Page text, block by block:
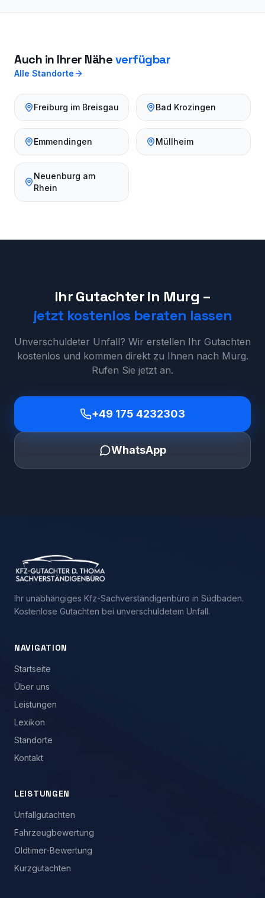
Auch in Ihrer Näheverfügbar
Alle Standorte
Freiburg im Breisgau Bad Krozingen
Emmendingen Müllheim
Neuenburg am
Rhein
Ihr Gutachter in Murg –
jetzt kostenlos beraten lassen
Unverschuldeter Unfall? Wir erstellen Ihr Gutachten
kostenlos und kommen direkt zu Ihnen nach Murg.
Rufen Sie jetzt an.
+49 175 4232303
WhatsApp
Ihr unabhängiges Kfz-Sachverständigenbüro in Südbaden.
Kostenlose Gutachten bei unverschuldetem Unfall.
NAVIGATION
Startseite
Über uns
Leistungen
Lexikon
Standorte
Kontakt
LEISTUNGEN
Unfallgutachten
Fahrzeugbewertung
Oldtimer-Bewertung
Kurzgutachten